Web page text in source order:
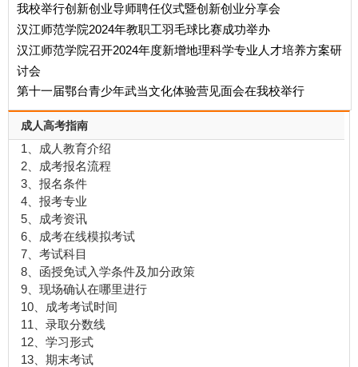
我校举行创新创业导师聘任仪式暨创新创业分享会
汉江师范学院2024年教职工羽毛球比赛成功举办
汉江师范学院召开2024年度新增地理科学专业人才培养方案研
讨会
第十一届鄂台青少年武当文化体验营见面会在我校举行
成人高考指南
1、成人教育介绍
2、成考报名流程
3、报名条件
4、报考专业
5、成考资讯
6、成考在线模拟考试
7、考试科目
8、函授免试入学条件及加分政策
9、现场确认在哪里进行
10、成考考试时间
11、录取分数线
12、学习形式
13、期末考试